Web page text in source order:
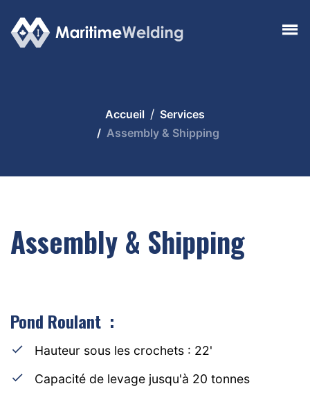
Accueil
Services
Assembly & Shipping
Assembly & Shipping
Pond Roulant :
Hauteur sous les crochets : 22'
Capacité de levage jusqu'à 20 tonnes